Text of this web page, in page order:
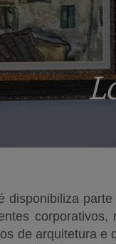
disponibiliza
corporativos,
de arquitetura